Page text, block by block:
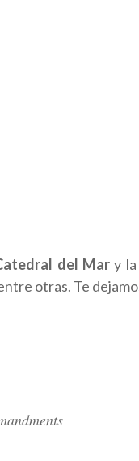
del Mary la
otras. Te